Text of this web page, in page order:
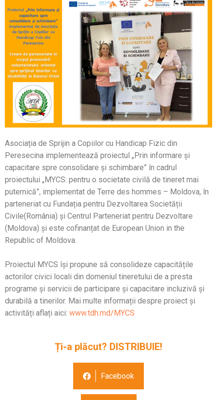
Asociația de Sprijin a Copiilor cu Handicap Fizic din
Peresecina implementează proiectul „Prin informare și
capacitare spre consolidare și schimbare” în cadrul
proiectului „MYCS: pentru o societate civilă de tineret mai
puternică”, implementat de Terre des hommes – Moldova, în
parteneriat cu Fundația pentru Dezvoltarea Societății
Civile(România) și Centrul Parteneriat pentru Dezvoltare
(Moldova) și este cofinanțat de European Union in the
Republic of Moldova.
Proiectul MYCS își propune să consolideze capacitățile
actorilor civici locali din domeniul tineretului de a presta
programe și servicii de participare și capacitare incluzivă și
durabilă a tinerilor. Mai multe informații despre proiect și
activități aflați aici: www.tdh.md/MYCS
Ți-a plăcut? DISTRIBUIE!
Facebook